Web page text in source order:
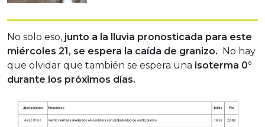
No solo eso, junto a la lluvia pronosticada para este
miércoles 21, se espera la caída de granizo.
No hay
que olvidar que también se espera una isoterma 0°
durante los próximos días.